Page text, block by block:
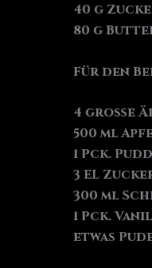
40 g
80 g
Für den
4 große
500 ml
1 Pck.
3 EL
300 ml
1 Pck.
etwas